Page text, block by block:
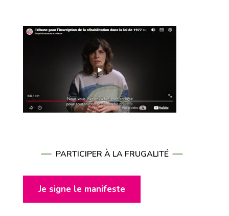
PARTICIPER À LA FRUGALITÉ
Je signe le manifeste